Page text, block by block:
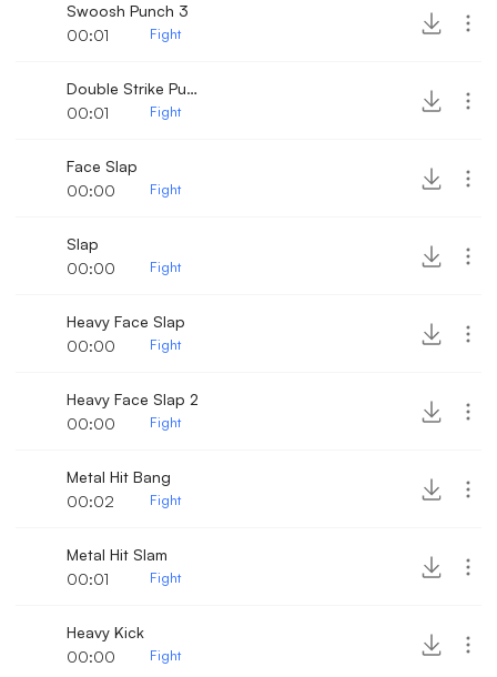
Swoosh Punch 3
00:01
Fight
Double Strike Punch
00:01
Fight
Face Slap
00:00
Fight
Slap
00:00
Fight
Heavy Face Slap
00:00
Fight
Heavy Face Slap 2
00:00
Fight
Metal Hit Bang
00:02
Fight
Metal Hit Slam
00:01
Fight
Heavy Kick
00:00
Fight